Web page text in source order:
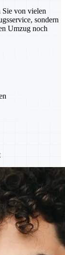
Sie von vielen
sondern
Umzug noch